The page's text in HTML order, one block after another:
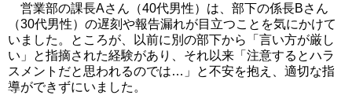
営業部の課長Aさん（40代男性）は、部下の係長Bさん
（30代男性）の遅刻や報告漏れが目立つことを気にかけて
いました。ところが、以前に別の部下から「言い方が厳し
い」と指摘された経験があり、それ以来「注意するとハラ
スメントだと思われるのでは…」と不安を抱え、適切な指
導ができずにいました。